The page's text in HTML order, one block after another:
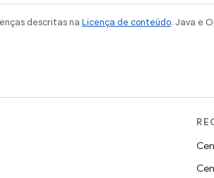
descritas na Licença de conteúdo. Java e